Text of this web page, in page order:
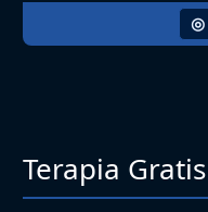
◎
Terapia